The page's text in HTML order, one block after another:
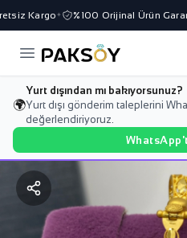
Kargo✦ %100 Orijinal Ürün
🌍
Yurt dışından mı bakıyorsunuz?
Yurt dışı gönderim taleplerini
değerlendiriyoruz.